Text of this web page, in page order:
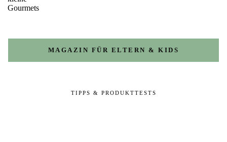
MAGAZIN FÜR ELTERN & KIDS
TIPPS & PRODUKTTESTS